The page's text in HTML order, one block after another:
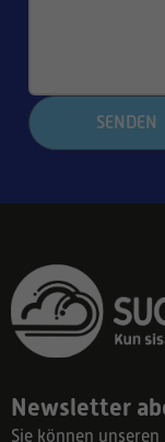
SENDEN
Newsletter
Sie können